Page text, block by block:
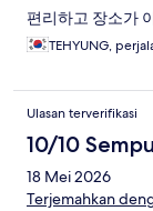
편리하고 장소가
TEHYUNG,
Ulasan terverifikasi
10/10
18 Mei 2026
Terjemahkan